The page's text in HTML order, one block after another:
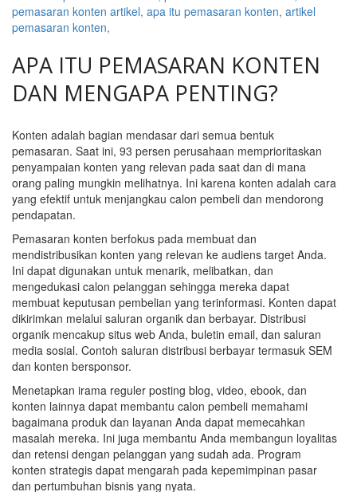
APA ITU PEMASARAN KONTEN
DAN MENGAPA PENTING?
Konten adalah bagian mendasar dari semua bentuk
pemasaran. Saat ini, 93 persen perusahaan memprioritaskan
penyampaian konten yang relevan pada saat dan di mana
orang paling mungkin melihatnya. Ini karena konten adalah cara
yang efektif untuk menjangkau calon pembeli dan mendorong
pendapatan.
Pemasaran konten berfokus pada membuat dan
mendistribusikan konten yang relevan ke audiens target Anda.
Ini dapat digunakan untuk menarik, melibatkan, dan
mengedukasi calon pelanggan sehingga mereka dapat
membuat keputusan pembelian yang terinformasi. Konten dapat
dikirimkan melalui saluran organik dan berbayar. Distribusi
organik mencakup situs web Anda, buletin email, dan saluran
media sosial. Contoh saluran distribusi berbayar termasuk SEM
dan konten bersponsor.
Menetapkan irama reguler posting blog, video, ebook, dan
konten lainnya dapat membantu calon pembeli memahami
bagaimana produk dan layanan Anda dapat memecahkan
masalah mereka. Ini juga membantu Anda membangun loyalitas
dan retensi dengan pelanggan yang sudah ada. Program
konten strategis dapat mengarah pada kepemimpinan pasar
dan pertumbuhan bisnis yang nyata.